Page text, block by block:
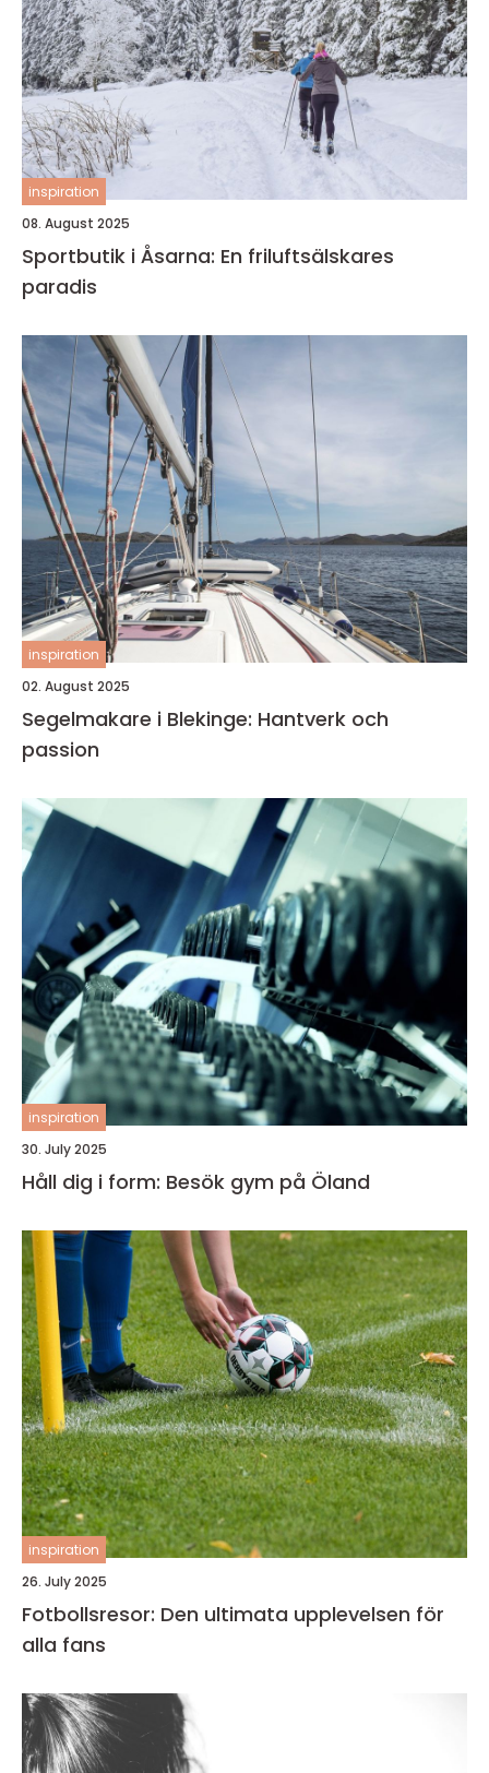
inspiration
08. August 2025
Sportbutik i Åsarna: En friluftsälskares
paradis
inspiration
02. August 2025
Segelmakare i Blekinge: Hantverk och
passion
inspiration
30. July 2025
Håll dig i form: Besök gym på Öland
inspiration
26. July 2025
Fotbollsresor: Den ultimata upplevelsen för
alla fans